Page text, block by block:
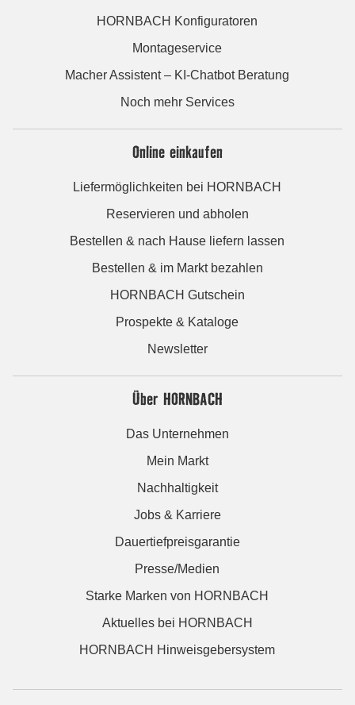
HORNBACH Konfiguratoren
Montageservice
Macher Assistent – KI-Chatbot Beratung
Noch mehr Services
Online einkaufen
Liefermöglichkeiten bei HORNBACH
Reservieren und abholen
Bestellen & nach Hause liefern lassen
Bestellen & im Markt bezahlen
HORNBACH Gutschein
Prospekte & Kataloge
Newsletter
Über HORNBACH
Das Unternehmen
Mein Markt
Nachhaltigkeit
Jobs & Karriere
Dauertiefpreisgarantie
Presse/Medien
Starke Marken von HORNBACH
Aktuelles bei HORNBACH
HORNBACH Hinweisgebersystem